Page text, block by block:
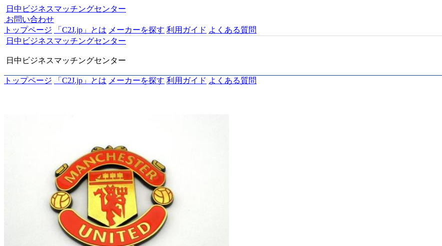
日中ビジネスマッチングセンター
お問い合わせ
トップページ
「C2J.jp」とは メーカーを探す 利用ガイド よくある質問
日中ビジネスマッチングセンター
日中ビジネスマッチングセンター
トップページ 「C2J.jp」とは メーカーを探す 利用ガイド よくある質問